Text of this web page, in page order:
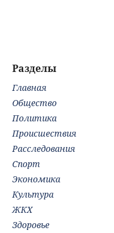
Разделы
Главная
Общество
Политика
Происшествия
Расследования
Спорт
Экономика
Культура
ЖКХ
Здоровье